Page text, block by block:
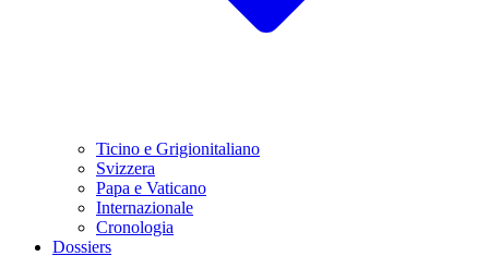
Ticino e Grigionitaliano
Svizzera
Papa e Vaticano
Internazionale
Cronologia
Dossiers